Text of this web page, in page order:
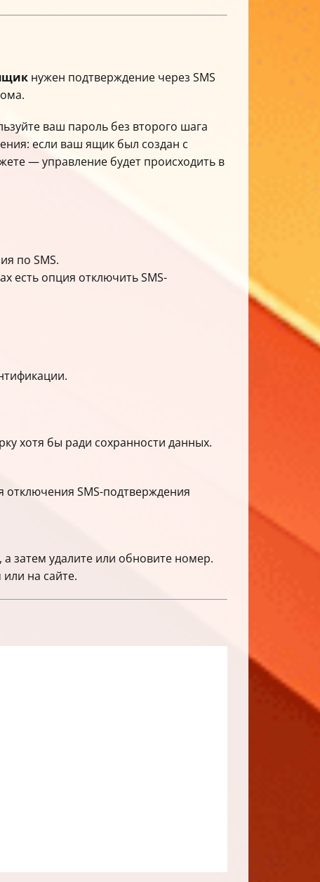
нужен подтверждение через SMS
ваш пароль без второго шага
если ваш ящик был создан с
— управление будет происходить в
по SMS.
есть опция отключить SMS-
хотя бы ради сохранности данных.
отключения SMS-подтверждения
затем удалите или обновите номер.
на сайте.